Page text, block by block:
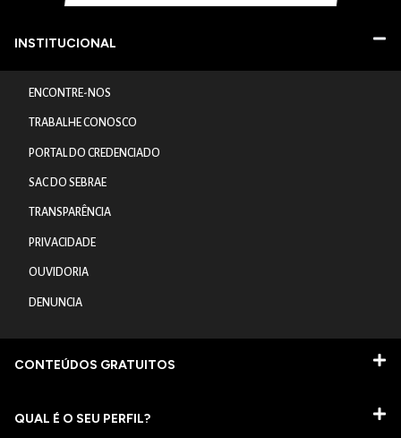
INSTITUCIONAL
ENCONTRE-NOS
TRABALHE CONOSCO
PORTAL DO CREDENCIADO
SAC DO SEBRAE
TRANSPARÊNCIA
PRIVACIDADE
OUVIDORIA
DENUNCIA
CONTEÚDOS GRATUITOS
QUAL É O SEU PERFIL?